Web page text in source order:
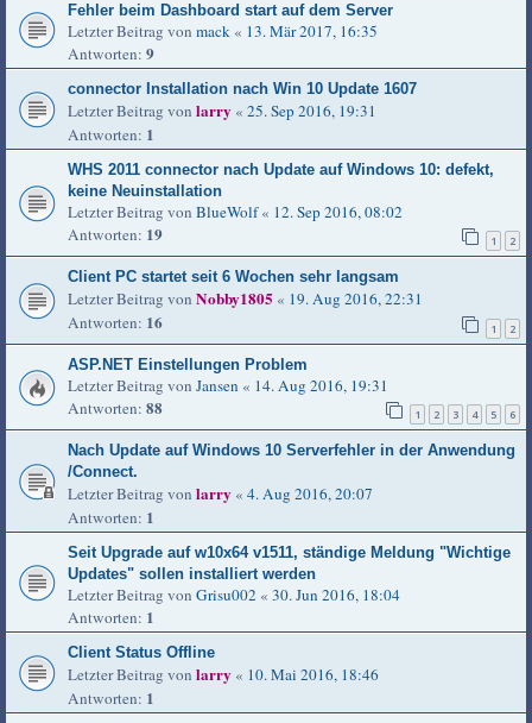
Fehler beim Dashboard start auf dem Server
Letzter Beitrag von mack « 13. Mär 2017, 16:35
Antworten: 9
connector Installation nach Win 10 Update 1607
Letzter Beitrag von larry « 25. Sep 2016, 19:31
Antworten: 1
WHS 2011 connector nach Update auf Windows 10: defekt,
keine Neuinstallation
Letzter Beitrag von BlueWolf« 12. Sep 2016, 08:02
Antworten: 19 1 2
Client PC startet seit 6 Wochen sehr langsam
Letzter Beitrag von Nobby1805 « 19. Aug 2016, 22:31
Antworten: 16 1 2
ASP.NET Einstellungen Problem
Letzter Beitrag von Jansen « 14. Aug 2016, 19:31
Antworten: 88 1 2 3 4 5 6
Nach Update auf Windows 10 Serverfehler in der Anwendung
/Connect.
Letzter Beitrag von larry « 4. Aug 2016, 20:07
Antworten: 1
Seit Upgrade auf w10x64 v1511, ständige Meldung "Wichtige
Updates" sollen installiert werden
Letzter Beitrag von Grisu002 « 30. Jun 2016, 18:04
Antworten: 1
Client Status Offline
Letzter Beitrag von larry « 10. Mai 2016, 18:46
Antworten: 1